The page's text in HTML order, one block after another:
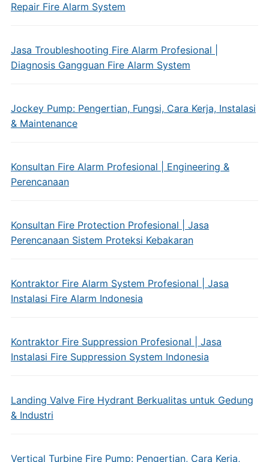
Repair Fire Alarm System
Jasa Troubleshooting Fire Alarm Profesional |
Diagnosis Gangguan Fire Alarm System
Jockey Pump: Pengertian, Fungsi, Cara Kerja, Instalasi
& Maintenance
Konsultan Fire Alarm Profesional | Engineering &
Perencanaan
Konsultan Fire Protection Profesional | Jasa
Perencanaan Sistem Proteksi Kebakaran
Kontraktor Fire Alarm System Profesional | Jasa
Instalasi Fire Alarm Indonesia
Kontraktor Fire Suppression Profesional | Jasa
Instalasi Fire Suppression System Indonesia
Landing Valve Fire Hydrant Berkualitas untuk Gedung
& Industri
Vertical Turbine Fire Pump: Pengertian, Cara Kerja,